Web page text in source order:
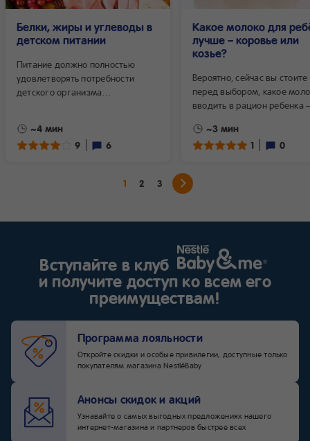
Белки, жиры и углеводы в
детском питании
Питание должно полностью
удовлетворять потребности
детского организма
соотношения питательных
веществ отрицательно
детей. Узнайте о рекомендуемом
~4 мин
9
6
Какое молоко для
лучше – коровье или
козье?
Вероятно, сейчас вы стоите
перед выбором, какое
вводить в рацион ребенка
и тем же продуктом,
от разных животных имеет
малыша.
~3 мин
1
0
1 2 3
Вступайте в клуб
и получите доступ ко всем его
преимуществам!
Программа лояльности
Откройте скидки и особые привилегии, доступные только
покупателям магазина NestléBaby
Анонсы скидок и акций
Узнавайте о самых выгодных предложениях нашего
интернет-магазина и партнеров быстрее всех